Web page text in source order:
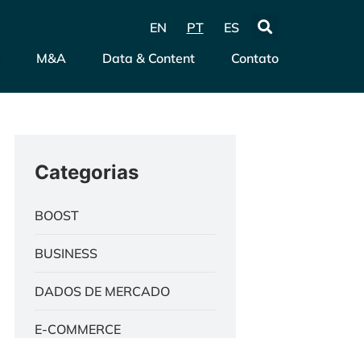
EN PT
ES
M&A Data & Content Contato
Categorias
BOOST
BUSINESS
DADOS DE MERCADO
E-COMMERCE